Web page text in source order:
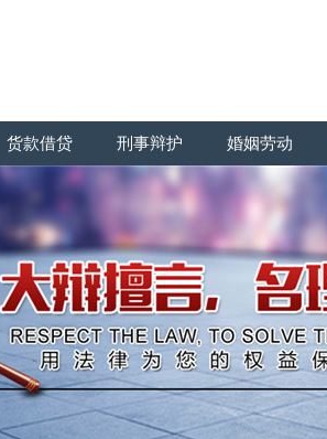
货款借贷 刑事辩护 婚姻劳动